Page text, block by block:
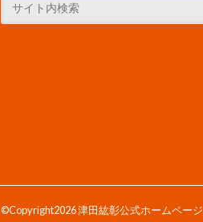
©Copyright2026津田紘彰公式ホームページ